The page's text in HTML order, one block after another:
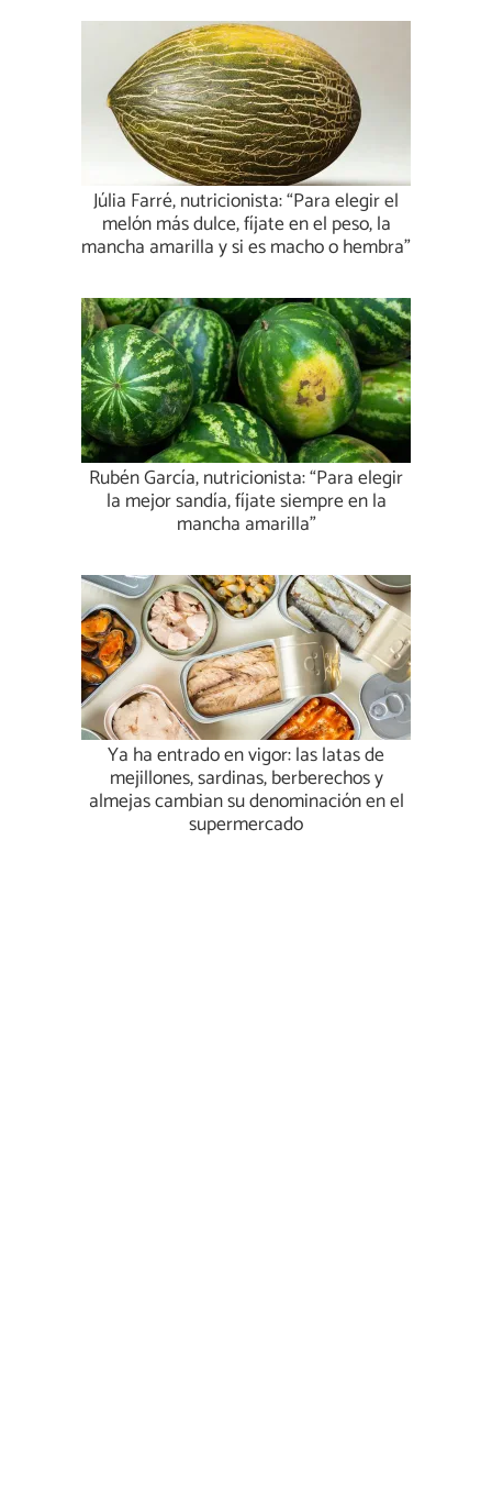
Júlia Farré, nutricionista: “Para elegir el
melón más dulce, fíjate en el peso, la
mancha amarilla y si es macho o hembra”
Rubén García, nutricionista: “Para elegir
la mejor sandía, fíjate siempre en la
mancha amarilla”
Ya ha entrado en vigor: las latas de
mejillones, sardinas, berberechos y
almejas cambian su denominación en el
supermercado